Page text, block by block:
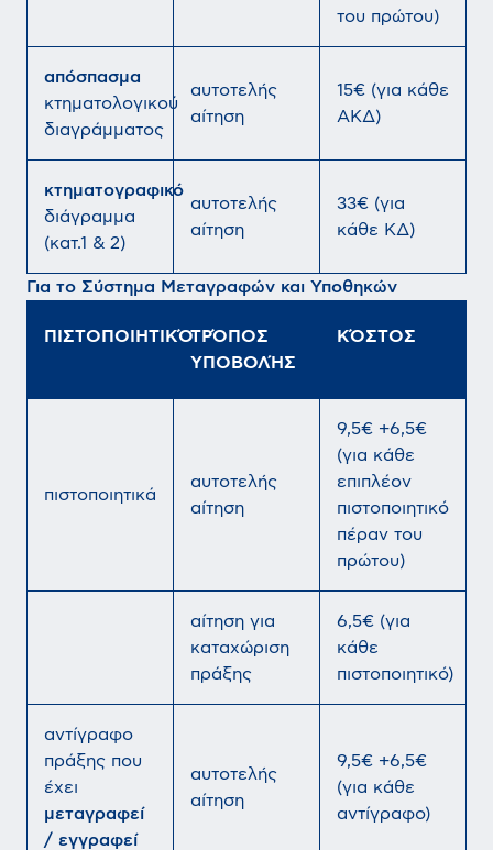
του πρώτου)
απόσπασμα
κτηματολογικού
διαγράμματος
αυτοτελής
αίτηση
15€ (για κάθε
ΑΚΔ)
κτηματογραφικό
διάγραμμα
(κατ.1 & 2)
αυτοτελής
αίτηση
33€ (για
κάθε ΚΔ)
Για το Σύστημα Μεταγραφών και Υποθηκών
ΠΙΣΤΟΠΟΙΗΤΙΚΌΤΡΌΠΟΣ
ΥΠΟΒΟΛΉΣ
ΚΌΣΤΟΣ
πιστοποιητικά
αυτοτελής
αίτηση
9,5€ +6,5€
(για κάθε
επιπλέον
πιστοποιητικό
πέραν του
πρώτου)
αίτηση για
καταχώριση
πράξης
6,5€ (για
κάθε
πιστοποιητικό)
αντίγραφο
πράξης που
έχει
μεταγραφεί
/ εγγραφεί
αυτοτελής
αίτηση
9,5€ +6,5€
(για κάθε
αντίγραφο)